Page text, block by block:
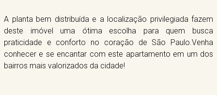
A planta bem distribuída e a localização privilegiada fazem
deste imóvel uma ótima escolha para quem busca
praticidade e conforto no coração de São Paulo.Venha
conhecer e se encantar com este apartamento em um dos
bairros mais valorizados da cidade!